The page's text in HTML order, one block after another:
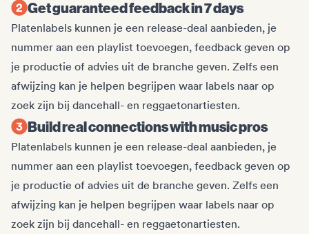
Get guaranteed feedback in 7 days
Platenlabels kunnen je een release-deal aanbieden, je
nummer aan een playlist toevoegen, feedback geven op
je productie of advies uit de branche geven. Zelfs een
afwijzing kan je helpen begrijpen waar labels naar op
zoek zijn bij dancehall- en reggaetonartiesten.
Build real connections with music pros
Platenlabels kunnen je een release-deal aanbieden, je
nummer aan een playlist toevoegen, feedback geven op
je productie of advies uit de branche geven. Zelfs een
afwijzing kan je helpen begrijpen waar labels naar op
zoek zijn bij dancehall- en reggaetonartiesten.